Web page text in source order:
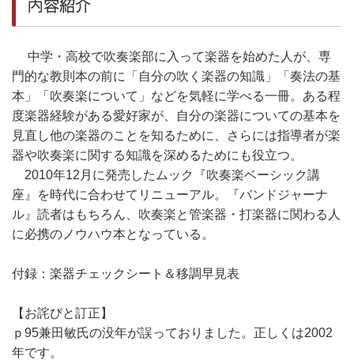
内容紹介
中学・高校で吹奏楽部に入って楽器を始めた人が、専
門的な教則本の前に「自分の吹く楽器の知識」「奏法の基
本」「吹奏楽について」などを気軽に学べる一冊。ある程
度楽器経験がある愛好家が、自分の楽器についての基本を
見直し他の楽器のことを知るために、さらには指導者が楽
器や吹奏楽に関する知識を深めるためにも役立つ。
2010年12月に発売したムック『吹奏楽ベーシック講
座』を時代に合わせてリニューアル。『バンドジャーナ
ル』読者はもちろん、吹奏楽と管楽器・打楽器に関わる人
に必携のノウハウ本となっている。
付録：楽器チェックシート＆移調早見表
【お詫びと訂正】
ｐ95兼田敏氏の没年が誤っておりました。正しくは2002
年です。